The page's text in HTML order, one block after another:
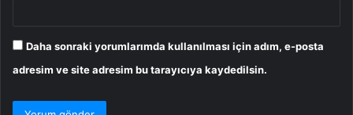
Daha sonraki yorumlarımda kullanılması için adım, e-posta
adresim ve site adresim bu tarayıcıya kaydedilsin.